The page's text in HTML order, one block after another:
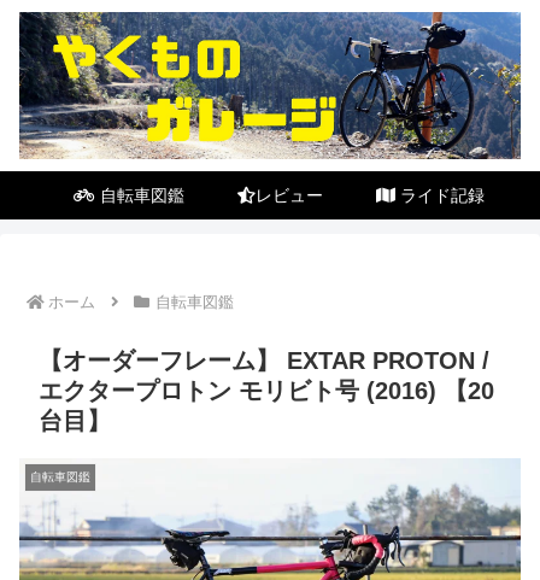
自転車図鑑 レビュー ライド記録
ホーム 自転車図鑑
【オーダーフレーム】 EXTAR PROTON /
エクタープロトン モリビト号 (2016) 【20
台目】
自転車図鑑